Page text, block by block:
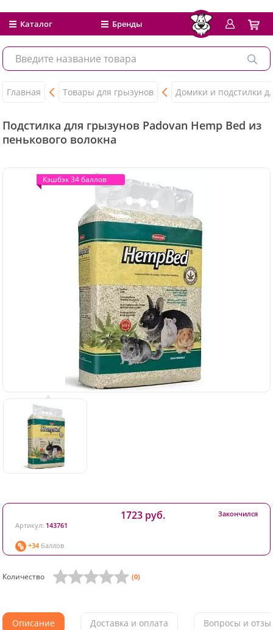
Каталог Бренды
Главная Товары для грызунов Домики и подстилки
Подстилка для грызунов Padovan Hemp Bed из
пенькового волокна
Кэшбэк 34 баллов
Кэшбэк 34 баллов
Артикул: 143761
+34 баллов
1723 руб. Закончился
Количество (0)
Описание Доставка и оплата Вопросы и